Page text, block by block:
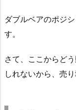
ダブルベアのポジ
す。
さて、ここからど
しれないから、売